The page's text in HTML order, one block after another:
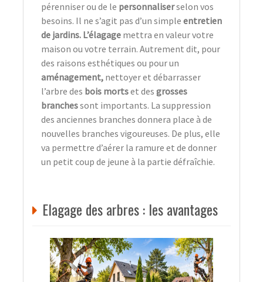
pérenniser ou de le personnaliserselon vos
besoins. Il ne s’agit pas d’un simple entretien
de jardins. L’élagage mettra en valeur votre
maison ou votre terrain. Autrement dit, pour
des raisons esthétiques ou pour un
aménagement, nettoyer et débarrasser
l’arbre des bois mortset des grosses
branchessont importants. La suppression
des anciennes branches donnera place à de
nouvelles branches vigoureuses. De plus, elle
va permettre d’aérer la ramure et de donner
un petit coup de jeune à la partie défraîchie.
Elagage des arbres : les avantages